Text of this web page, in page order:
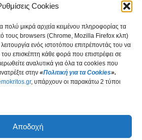
Cookies
πολύ μικρά αρχεία κειμένου πληροφορίας τα
τους browsers (Chrome, Mozilla Firefox κλπ)
ενός ιστοτόπου επιτρέποντάς του να
του επισκέπτη κάθε φορά που επιστρέφει σε
αναλυτικά για όλα τα cookies που
στην «Πολιτική για τα Cookies».
, υπάρχουν οι παρακάτω 2 τύποι
Αποδοχή
Γενικές Οδηγίες
& Πυρηνικά Περιστατικά (ΧΒΡΠ)
Βιομηχανικά Ατυχήματα
Δασικές πυρκαγιές
Θυελλώδεις Άνεμοι
Καταιγίδες
Καύσωνας
Σεισμοί
Τεχνικό Ασφαλείας